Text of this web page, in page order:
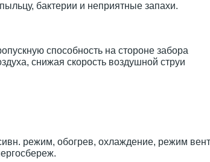
бактерии и неприятные запахи.
способность на стороне забора
снижая скорость воздушной струи
режим, обогрев, охлаждение, режим